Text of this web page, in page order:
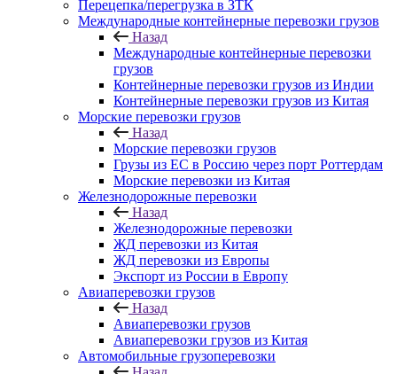
Перецепка/перегрузка в ЗТК
Международные контейнерные перевозки грузов
Назад
Международные контейнерные перевозки
грузов
Контейнерные перевозки грузов из Индии
Контейнерные перевозки грузов из Китая
Морские перевозки грузов
Назад
Морские перевозки грузов
Грузы из ЕС в Россию через порт Роттердам
Морские перевозки из Китая
Железнодорожные перевозки
Назад
Железнодорожные перевозки
ЖД перевозки из Китая
ЖД перевозки из Европы
Экспорт из России в Европу
Авиаперевозки грузов
Назад
Авиаперевозки грузов
Авиаперевозки грузов из Китая
Автомобильные грузоперевозки